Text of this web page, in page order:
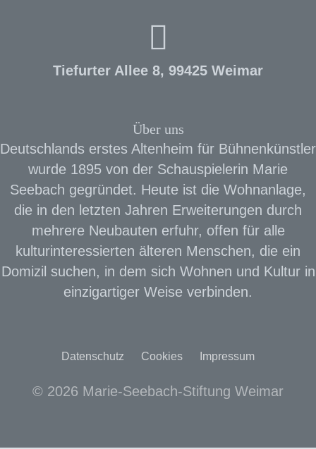
Tiefurter Allee 8, 99425 Weimar
Über uns
Deutschlands erstes Altenheim für Bühnenkünstler
wurde 1895 von der Schauspielerin Marie
Seebach gegründet. Heute ist die Wohnanlage,
die in den letzten Jahren Erweiterungen durch
mehrere Neubauten erfuhr, offen für alle
kulturinteressierten älteren Menschen, die ein
Domizil suchen, in dem sich Wohnen und Kultur in
einzigartiger Weise verbinden.
Datenschutz Cookies Impressum
© 2026 Marie-Seebach-Stiftung Weimar